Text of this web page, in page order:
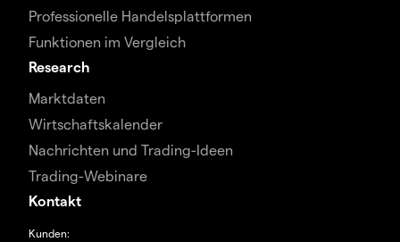
Professionelle Handelsplattformen
Funktionen im Vergleich
Research
Marktdaten
Wirtschaftskalender
Nachrichten und Trading-Ideen
Trading-Webinare
Kontakt
Kunden: